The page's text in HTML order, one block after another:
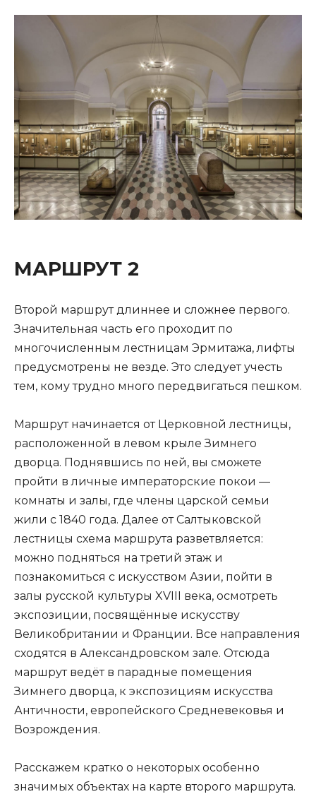
МАРШРУТ 2
Второй маршрут длиннее и сложнее первого.
Значительная часть его проходит по
многочисленным лестницам Эрмитажа, лифты
предусмотрены не везде. Это следует учесть
тем, кому трудно много передвигаться пешком.
Маршрут начинается от Церковной лестницы,
расположенной в левом крыле Зимнего
дворца. Поднявшись по ней, вы сможете
пройти в личные императорские покои —
комнаты и залы, где члены царской семьи
жили с 1840 года. Далее от Салтыковской
лестницы схема маршрута разветвляется:
можно подняться на третий этаж и
познакомиться с искусством Азии, пойти в
залы русской культуры XVIII века, осмотреть
экспозиции, посвящённые искусству
Великобритании и Франции. Все направления
сходятся в Александровском зале. Отсюда
маршрут ведёт в парадные помещения
Зимнего дворца, к экспозициям искусства
Античности, европейского Средневековья и
Возрождения.
Расскажем кратко о некоторых особенно
значимых объектах на карте второго маршрута.